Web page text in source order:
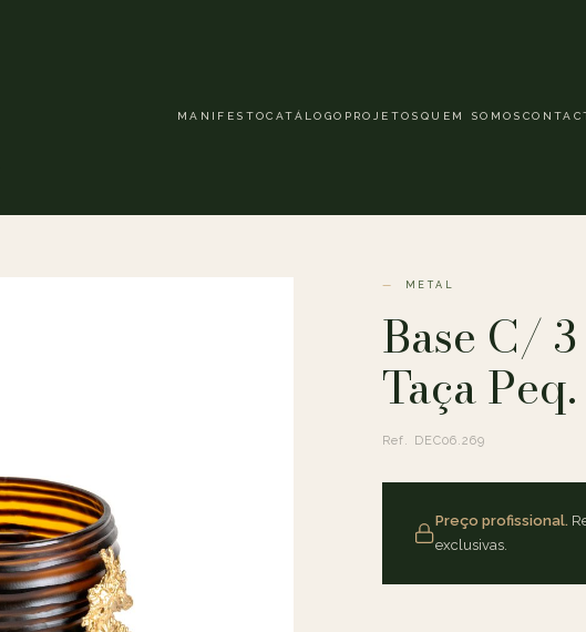
MANIFESTOCATÁLOGO PROJETOS QUEM SOMOS
METAL
Base C/
Taça Peq.
Ref. DEC06.269
Preço profissional.
exclusivas.